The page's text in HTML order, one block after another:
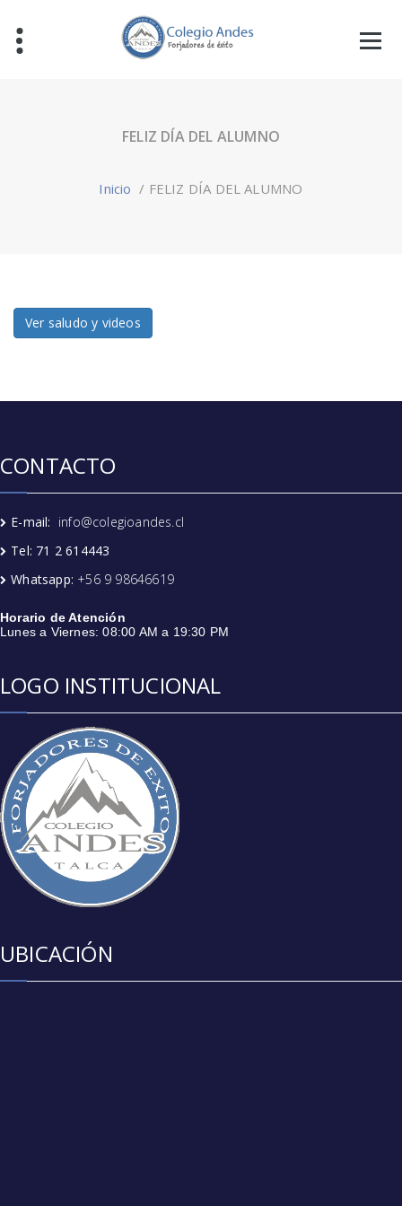
FELIZ DÍA DEL ALUMNO
Inicio / FELIZ DÍA DEL ALUMNO
Ver saludo y videos
CONTACTO
E-mail: info@colegioandes.cl
Tel: 71 2 614443
Whatsapp: +56 9 98646619
Horario de Atención
Lunes a Viernes: 08:00 AM a 19:30 PM
LOGO INSTITUCIONAL
UBICACIÓN